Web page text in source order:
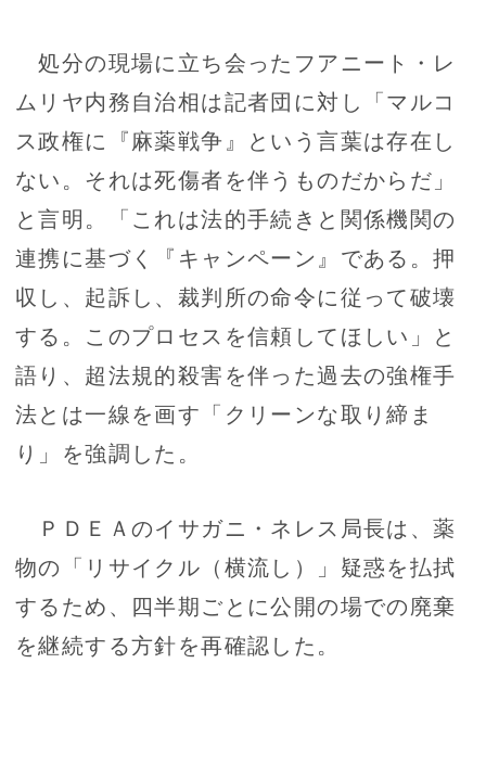
処分の現場に立ち会ったフアニート・レ
ムリヤ内務自治相は記者団に対し「マルコ
ス政権に『麻薬戦争』という言葉は存在し
ない。それは死傷者を伴うものだからだ」
と言明。「これは法的手続きと関係機関の
連携に基づく『キャンペーン』である。押
収し、起訴し、裁判所の命令に従って破壊
する。このプロセスを信頼してほしい」と
語り、超法規的殺害を伴った過去の強権手
法とは一線を画す「クリーンな取り締ま
り」を強調した。
ＰＤＥＡのイサガニ・ネレス局長は、薬
物の「リサイクル（横流し）」疑惑を払拭
するため、四半期ごとに公開の場での廃棄
を継続する方針を再確認した。